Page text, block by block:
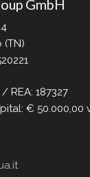
GmbH
(TN)
REA: 187327
€ 50.000,00